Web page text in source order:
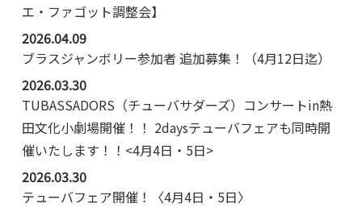
エ・ファゴット調整会】
2026.04.09
ブラスジャンボリー参加者 追加募集！（4月12日迄）
2026.03.30
TUBASSADORS（チューバサダーズ）コンサートin熱
田文化小劇場開催！！ 2daysテューバフェアも同時開
催いたします！！<4月4日・5日>
2026.03.30
テューバフェア開催！〈4月4日・5日〉